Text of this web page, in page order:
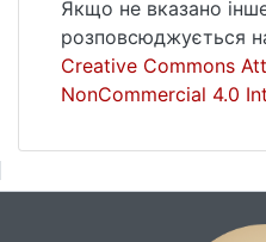
Якщо не вказано
розповсюджується
Creative Commons
NonCommercial 4.0